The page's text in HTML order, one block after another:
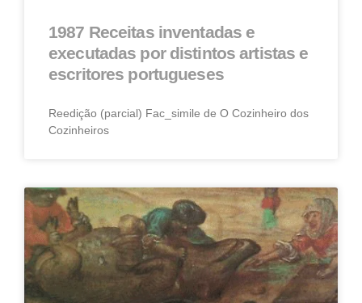
1987 Receitas inventadas e
executadas por distintos artistas e
escritores portugueses
Reedição (parcial) Fac_simile de O Cozinheiro dos
Cozinheiros